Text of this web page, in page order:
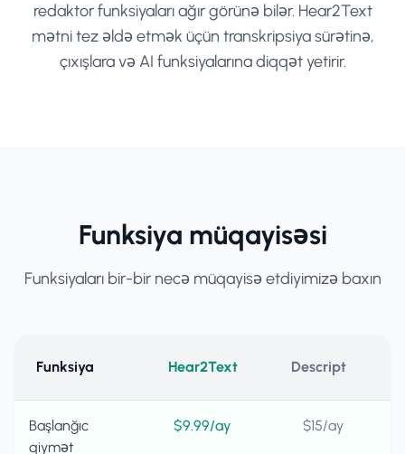
redaktor funksiyaları ağır görünə bilər. Hear2Text
mətni tez əldə etmək üçün transkripsiya sürətinə,
çıxışlara və AI funksiyalarına diqqət yetirir.
Funksiya müqayisəsi
Funksiyaları bir-bir necə müqayisə etdiyimizə baxın
Funksiya Hear2Text Descript
Başlanğıc
qiymət
$9.99/ay $15/ay